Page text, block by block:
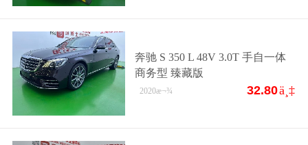
奔驰 S 350 L 48V 3.0T 手自一体
商务型 臻藏版
32.80ä¸‡
2020æ¬¾